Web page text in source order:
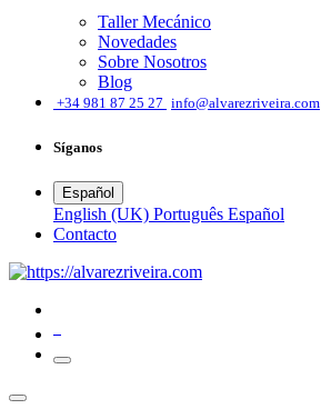
Taller Mecánico
Novedades
Sobre Nosotros
Blog
+34 981 87 25 27 info@alvarezriveira.com
Síganos
Español
English (UK) Português Español
​Contacto